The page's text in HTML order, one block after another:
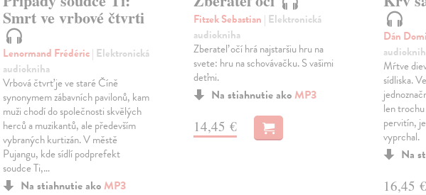
Smrt ve vrbové čtvrti
Lenormand Frédéric| Elektronická
audiokniha
Vrbová čtvrť je ve staré Číně
synonymem zábavních pavilonů, kam
muži chodí do společnosti skvělých
herců a muzikantů, ale především
vybraných kurtizán. V městě
Pujangu, kde sídlí podprefekt
soudce Ti,…
Na stiahnutie ako MP3
Fitzek Sebastian | Elektronická
audiokniha
Zberateľ očí hrá najstaršiu hru na
svete: hru na schovávačku. S vašimi
deťmi.
Na stiahnutie ako MP3
14,45 €
Dán
Mŕtve
sídliska.
len
pervitín,
vyprchal.
Na
16,45 €